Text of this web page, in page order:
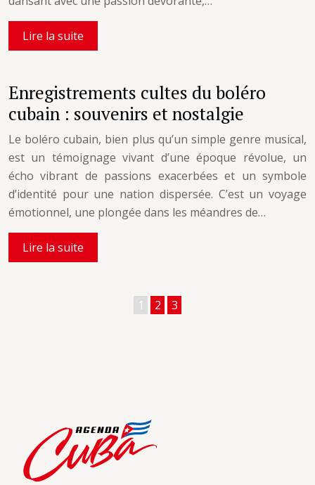
Lire la suite
Enregistrements cultes du boléro
cubain : souvenirs et nostalgie
Le boléro cubain, bien plus qu’un simple genre musical,
est un témoignage vivant d’une époque révolue, un
écho vibrant de passions exacerbées et un symbole
d’identité pour une nation dispersée. C’est un voyage
émotionnel, une plongée dans les méandres de…
Lire la suite
1 2 3